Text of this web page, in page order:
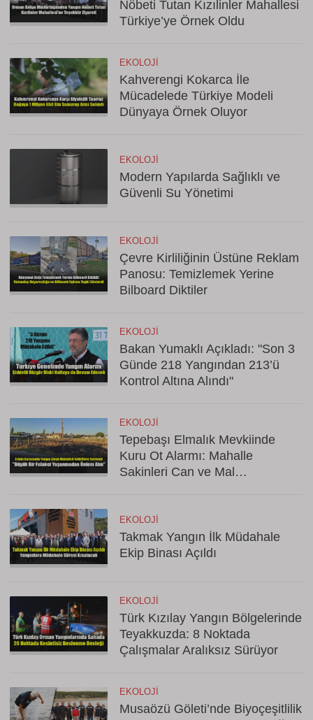
Nöbeti Tutan Kızılinler Mahallesi
Türkiye’ye Örnek Oldu
EKOLOJI
Kahverengi Kokarca İle
Mücadelede Türkiye Modeli
Dünyaya Örnek Oluyor
EKOLOJI
Modern Yapılarda Sağlıklı ve
Güvenli Su Yönetimi
EKOLOJI
Çevre Kirliliğinin Üstüne Reklam
Panosu: Temizlemek Yerine
Bilboard Diktiler
EKOLOJI
Bakan Yumaklı Açıkladı: "Son 3
Günde 218 Yangından 213’ü
Kontrol Altına Alındı"
EKOLOJI
Tepebaşı Elmalık Mevkiinde
Kuru Ot Alarmı: Mahalle
Sakinleri Can ve Mal
EKOLOJI
Takmak Yangın İlk Müdahale
Ekip Binası Açıldı
EKOLOJI
Türk Kızılay Yangın Bölgelerinde
Teyakkuzda: 8 Noktada
Çalışmalar Aralıksız Sürüyor
EKOLOJI
Musaözü Göleti’nde Biyoçeşitlilik